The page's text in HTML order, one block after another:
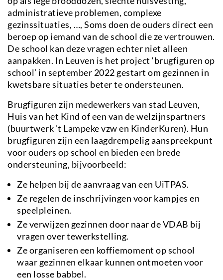
administratieve problemen, complexe
gezinssituaties, …, Soms doen de ouders direct een
beroep op iemand van de school die ze vertrouwen.
De school kan deze vragen echter niet alleen
aanpakken. In Leuven is het project ‘brugfiguren op
school’ in september 2022 gestart om gezinnen in
kwetsbare situaties beter te ondersteunen.
Brugfiguren zijn medewerkers van stad Leuven,
Huis van het Kind of een van de welzijnspartners
(buurtwerk 't Lampeke vzw en KinderKuren). Hun
brugfiguren zijn een laagdrempelig aanspreekpunt
voor ouders op school en bieden een brede
ondersteuning, bijvoorbeeld:
Ze helpen bij de aanvraag van een UiTPAS.
Ze regelen de inschrijvingen voor kampjes en
speelpleinen.
Ze verwijzen gezinnen door naar de VDAB bij
vragen over tewerkstelling.
Ze organiseren een koffiemoment op school
waar gezinnen elkaar kunnen ontmoeten voor
een losse babbel.